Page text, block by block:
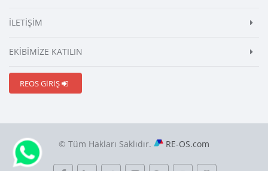
İLETİŞİM
EKİBİMİZE KATILIN
REOS GİRİŞ
© Tüm Hakları Saklıdır. RE-OS.com